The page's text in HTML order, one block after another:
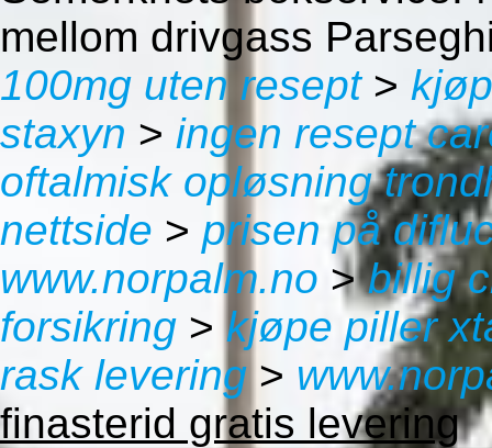
mellom drivgass
100mg uten resept>
staxyn > ingen resept
oftalmisk opløsning
nettside > prisen på
www.norpalm.no >billig
forsikring > kjøpe piller
rask levering >
finasterid gratis levering